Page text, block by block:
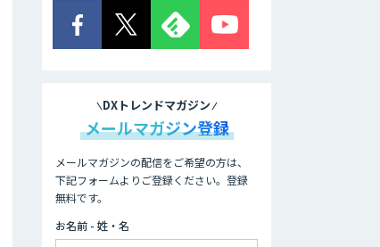
secondz
Agentsense
Smart Search
法人向けAIエージ
DXトレンドマガジン
メールマガジン登録
メールマガジンの配信をご希望の方は、
下記フォームよりご登録ください。登録
無料です。
お名前 - 姓・名